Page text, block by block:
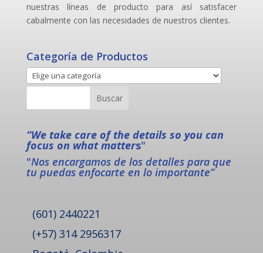
nuestras líneas de producto para así satisfacer
cabalmente con las necesidades de nuestros clientes.
Categoría de Productos
“We take care of the details so you can
focus on what matters"
"Nos encargamos de los detalles para que
tu puedas enfocarte en lo importante”
(601) 2440221
(+57) 314 2956317